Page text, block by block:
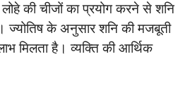
की चीजों का प्रयोग करने से शनि
ज्योतिष के अनुसार शनि की मजबूती
मिलता है। व्यक्ति की आर्थिक